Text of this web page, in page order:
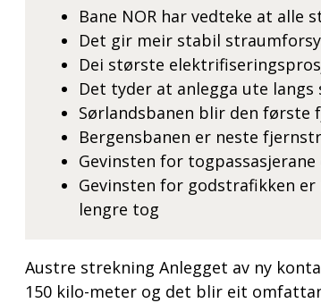
Bane NOR har vedteke at
Det gir meir stabil
Dei største
Det tyder at anlegga ute
Sørlandsbanen blir den
Bergensbanen er neste
Gevinsten for
Gevinsten for godstrafikken
lengre tog
Austre strekning Anlegget av ny
150 kilo-meter og det blir eit